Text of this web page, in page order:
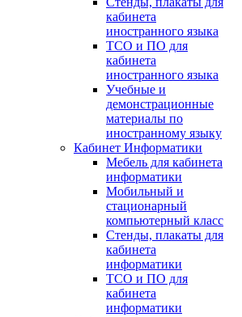
кабинета
иностранного языка
ТСО и ПО для
кабинета
иностранного языка
Учебные и
демонстрационные
материалы по
иностранному языку
Кабинет Информатики
Мебель для кабинета
информатики
Мобильный и
стационарный
компьютерный класс
Стенды, плакаты для
кабинета
информатики
ТСО и ПО для
кабинета
информатики